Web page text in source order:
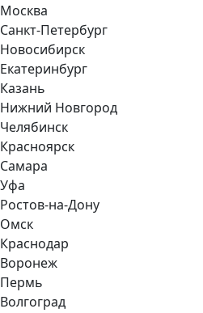
Москва
Санкт-Петербург
Новосибирск
Екатеринбург
Казань
Нижний Новгород
Челябинск
Красноярск
Самара
Уфа
Ростов-на-Дону
Омск
Краснодар
Воронеж
Пермь
Волгоград